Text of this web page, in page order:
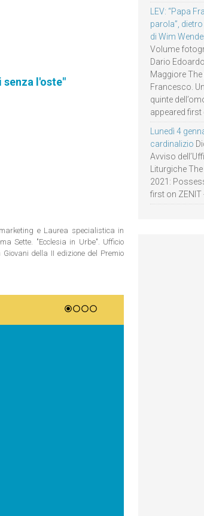
l'oste"
e Laurea specialistica in
Sette. "Ecclesia in Urbe". Ufficio
della II edizione del Premio
LEV: “Papa
parola”,
di Wim
Volume
Dario
Maggiore The
Francesco.
quinte
appeared first
Lunedì 4
cardinalizio
Avviso
Liturgiche
2021:
first on ZENIT